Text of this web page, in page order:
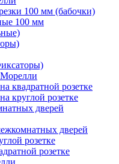
100 мм (бабочки)
100 мм
квадратной розетке
круглой розетке
дверей
дверей
розетке
розетке